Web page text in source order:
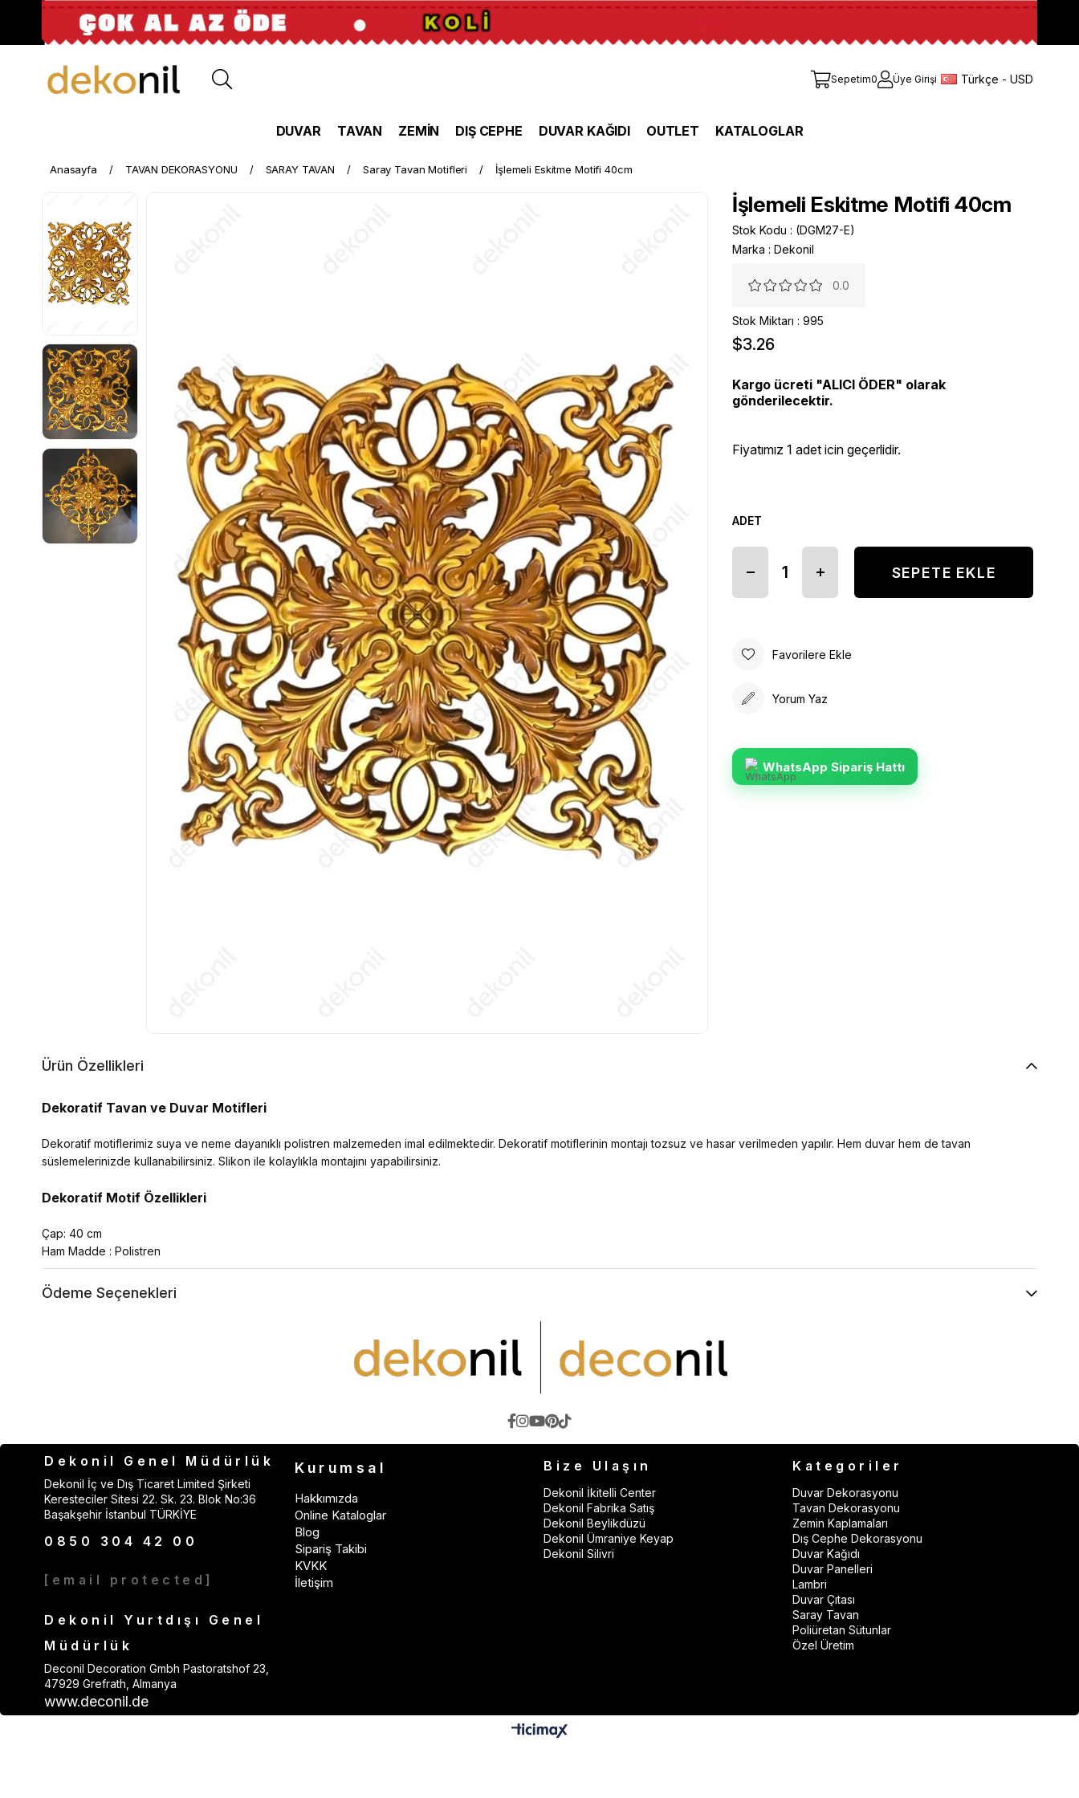
Sepetim0 Üye Girişi Türkçe - USD
DUVAR TAVAN ZEMİN DIŞ CEPHE DUVAR KAĞIDI OUTLET KATALOGLAR
Anasayfa TAVAN DEKORASYONU SARAY TAVAN Saray Tavan Motifleri İşlemeli Eskitme Motifi 40cm
İşlemeli Eskitme Motifi 40cm
Stok Kodu
(DGM27-E)
Marka : Dekonil
0.0
Stok Miktarı : 995
$3.26
Kargo ücreti "ALICI ÖDER" olarak
gönderilecektir.
Fiyatımız 1 adet icin geçerlidir.
ADET
Favorilere Ekle
Yorum Yaz
WhatsApp Sipariş Hattı
Ürün Özellikleri
Dekoratif Tavan ve Duvar Motifleri
Dekoratif motiflerimiz suya ve neme dayanıklı polistren malzemeden imal edilmektedir. Dekoratif motiflerinin montajı tozsuz ve hasar verilmeden yapılır. Hem duvar hem de tavan
süslemelerinizde kullanabilirsiniz. Slikon ile kolaylıkla montajını yapabilirsiniz.
Dekoratif Motif Özellikleri
Çap: 40 cm
Ham Madde : Polistren
Ödeme Seçenekleri
Dekonil Genel Müdürlük
Dekonil İç ve Dış Ticaret Limited Şirketi
Keresteciler Sitesi 22. Sk. 23. Blok No:36
Başakşehir İstanbul TÜRKİYE
0850 304 42 00
[email protected]
Dekonil Yurtdışı Genel
Müdürlük
Deconil Decoration Gmbh Pastoratshof 23,
47929 Grefrath, Almanya
www.deconil.de
Kurumsal
Hakkımızda
Online Kataloglar
Blog
Sipariş Takibi
KVKK
İletişim
Bize Ulaşın
Dekonil İkitelli Center
Dekonil Fabrika Satış
Dekonil Beylikdüzü
Dekonil Ümraniye Keyap
Dekonil Silivri
Kategoriler
Duvar Dekorasyonu
Tavan Dekorasyonu
Zemin Kaplamaları
Dış Cephe Dekorasyonu
Duvar Kağıdı
Duvar Panelleri
Lambri
Duvar Çıtası
Saray Tavan
Poliüretan Sütunlar
Özel Üretim